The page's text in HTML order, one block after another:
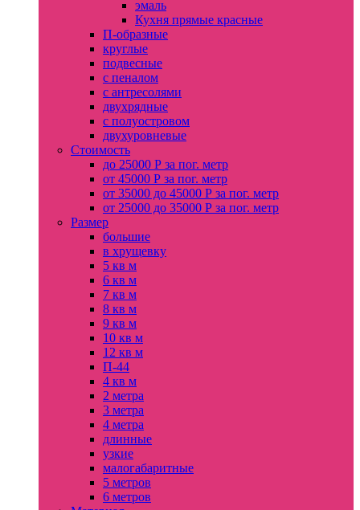
эмаль
Кухня прямые красные
П-образные
круглые
подвесные
с пеналом
с антресолями
двухрядные
с полуостровом
двухуровневые
Стоимость
до 25000 Р за пог. метр
от 45000 Р за пог. метр
от 35000 до 45000 Р за пог. метр
от 25000 до 35000 Р за пог. метр
Размер
большие
в хрущевку
5 кв м
6 кв м
7 кв м
8 кв м
9 кв м
10 кв м
12 кв м
П-44
4 кв м
2 метра
3 метра
4 метра
длинные
узкие
малогабаритные
5 метров
6 метров